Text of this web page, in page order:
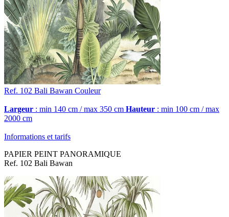
Ref. 102 Bali Bawan Couleur
Largeur : min 140 cm / max 350 cm Hauteur : min 100 cm / max
2000 cm
Informations et tarifs
PAPIER PEINT PANORAMIQUE
Ref. 102 Bali Bawan